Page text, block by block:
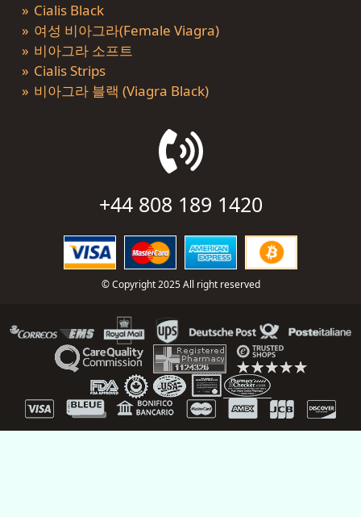
Cialis Black
여성 비아그라(Female Viagra)
비아그라 소프트
Cialis Strips
비아그라 블랙 (Viagra Black)
+44 808 189 1420
© Copyright 2025 All right reserved